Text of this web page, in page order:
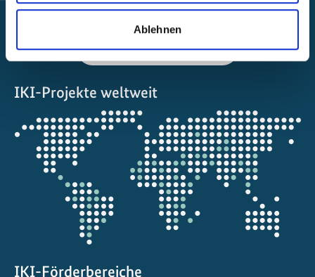
Ablehnen
Beschwerde einreichen
Über die IKI
IKI-Projekte weltweit
Öffnet
die
Projektkarte
IKI-Förderbereiche